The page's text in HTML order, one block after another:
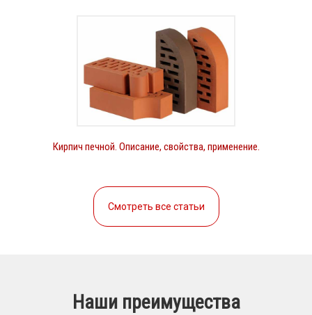
Кирпич печной. Описание, свойства, применение.
Смотреть все статьи
Наши преимущества